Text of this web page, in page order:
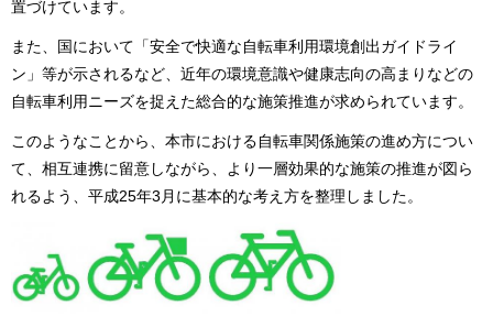
置づけています。
また、国において「安全で快適な自転車利用環境創出ガイドライ
ン」等が示されるなど、近年の環境意識や健康志向の高まりなどの
自転車利用ニーズを捉えた総合的な施策推進が求められています。
このようなことから、本市における自転車関係施策の進め方につい
て、相互連携に留意しながら、より一層効果的な施策の推進が図ら
れるよう、平成25年3月に基本的な考え方を整理しました。